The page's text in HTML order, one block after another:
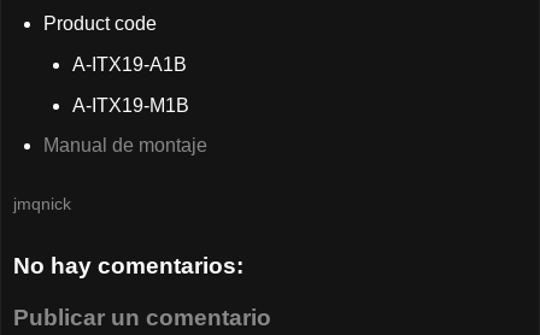
Product code
A-ITX19-A1B
A-ITX19-M1B
Manual de montaje
jmqnick
No hay comentarios:
Publicar un comentario